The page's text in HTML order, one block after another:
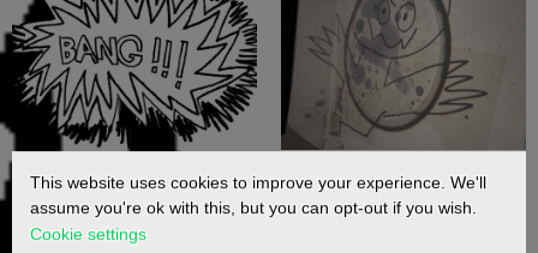
Das Wutschwert
muss man
Das Wutschwert
muss man
This website uses cookies to improve your experience. We'll
assume you're ok with this, but you can opt-out if you wish.
Cookie settings